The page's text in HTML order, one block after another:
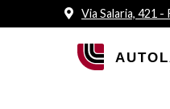
Via Salaria, 421 -